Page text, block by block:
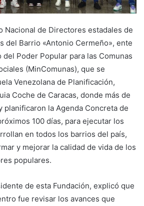
Nacional de Directores estadales de
del Barrio «Antonio Cermeño», ente
Poder Popular para las Comunas
(MinComunas), que se
Venezolana de Planificación,
Coche de Caracas, donde más de
planificaron la Agenda Concreta de
100 días, para ejecutar los
en todos los barrios del país,
y mejorar la calidad de vida de los
populares.
de esta Fundación, explicó que
fue revisar los avances que